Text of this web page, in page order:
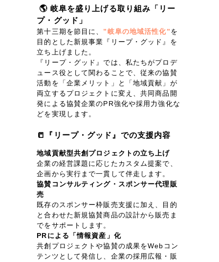
🌎 岐阜を盛り上げる取り組み「リー
プ・グッド」
第十三期を節目に、 ”岐阜の地域活性化”を
目的とした新規事業『リープ・グッド』を
立ち上げました。
『リープ・グッド』では、私たちがプロデ
ュース役として関わることで、従来の協賛
活動を「企業メリット」と「地域貢献」が
両立するプロジェクトに変え、共同商品開
発による協賛企業のPR強化や採用力強化な
どを実現します。
📒『リープ・グッド』での支援内容
地域貢献型共創プロジェクトの立ち上げ
企業の経営課題に応じたカスタム提案で、
企画から実行まで一貫して伴走します。
協賛コンサルティング・スポンサー代理販
売
既存のスポンサー枠販売支援に加え、目的
と合わせた新規協賛商品の設計から販売ま
でをサポートします。
PRによる「情報資産」化
共創プロジェクトや協賛の成果をWebコン
テンツとして発信し、企業の採用広報・販